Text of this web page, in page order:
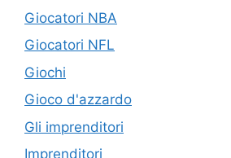
Giocatori NBA
Giocatori NFL
Giochi
Gioco d'azzardo
Gli imprenditori
Imprenditori